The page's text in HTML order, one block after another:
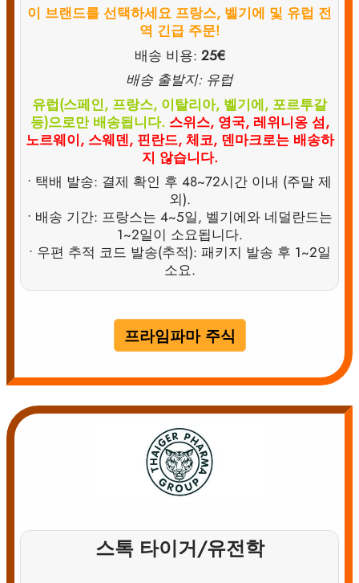
이 브랜드를 선택하세요 프랑스, 벨기에 및 유럽 전
역 긴급 주문!
배송 비용: 25€
배송 출발지: 유럽
유럽(스페인, 프랑스, 이탈리아, 벨기에, 포르투갈
등)으로만 배송됩니다. 스위스, 영국, 레위니옹 섬,
노르웨이, 스웨덴, 핀란드, 체코, 덴마크로는 배송하
지 않습니다.
• 택배 발송: 결제 확인 후 48~72시간 이내 (주말 제
외).
• 배송 기간: 프랑스는 4~5일, 벨기에와 네덜란드는
1~2일이 소요됩니다.
• 우편 추적 코드 발송(추적): 패키지 발송 후 1~2일
소요.
프라임파마 주식
스톡 타이거/유전학